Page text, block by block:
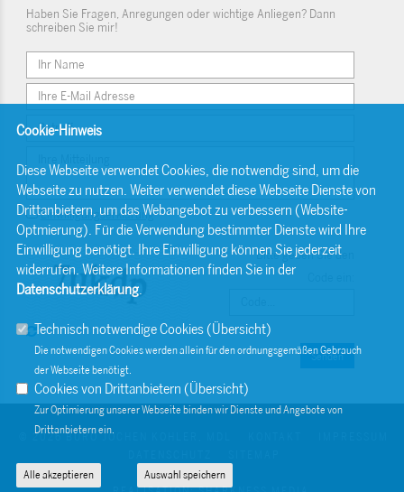
Haben Sie Fragen, Anregungen oder wichtige Anliegen? Dann
schreiben Sie mir!
Einwilligungserklärung
Bitte geben Sie den
Senden
© 2026 BÜRO JOCHEN KOHLER, MDL
Cookie-Hinweis
Diese Webseite verwendet Cookies, die notwendig sind, um die
Webseite zu nutzen. Weiter verwendet diese Webseite Dienste von
Drittanbietern, um das Webangebot zu verbessern (Website-
Optmierung). Für die Verwendung bestimmter Dienste wird Ihre
Einwilligung benötigt. Ihre Einwilligung können Sie jederzeit
widerrufen. Weitere Informationen finden Sie in der
Datenschutzerklärung.
Technisch notwendige Cookies (Übersicht)
Die notwendigen Cookies werden allein für den ordnungsgemäßen Gebrauch
der Webseite benötigt.
Cookies von Drittanbietern (Übersicht)
Zur Optimierung unserer Webseite binden wir Dienste und Angebote von
Drittanbietern ein.
Alle akzeptieren Auswahl speichern